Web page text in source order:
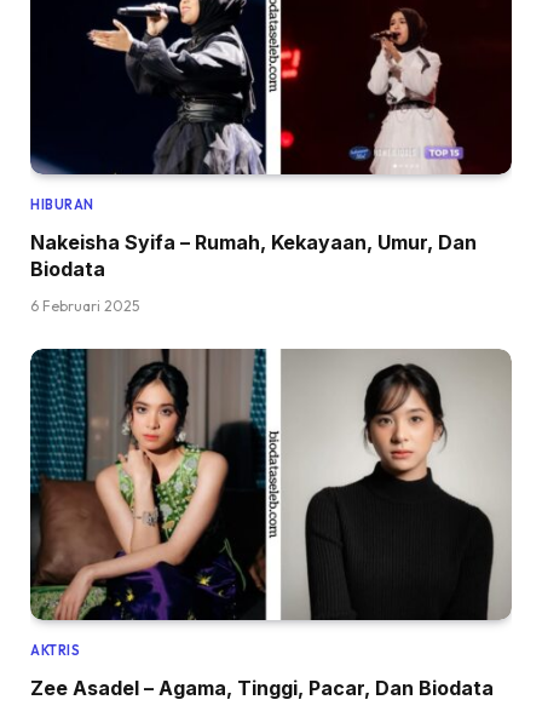
HIBURAN
Nakeisha Syifa – Rumah, Kekayaan, Umur, Dan
Biodata
6 Februari 2025
AKTRIS
Zee Asadel – Agama, Tinggi, Pacar, Dan Biodata